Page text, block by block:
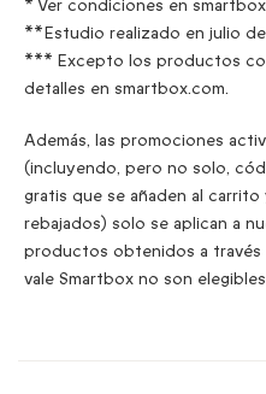
* Ver condiciones en
**Estudio realizado en julio
*** Excepto los productos
detalles en smartbox.com.
Además, las promociones
(incluyendo, pero no solo,
gratis que se añaden al
rebajados) solo se aplican a
productos obtenidos a través
vale Smartbox no son